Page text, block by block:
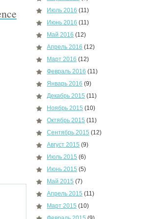
Июль 2016 (11)
Июнь 2016 (11)
Май 2016 (12)
Апрель 2016 (12)
Март 2016 (12)
Февраль 2016 (11)
Январь 2016 (9)
Декабрь 2015 (11)
Ноябрь 2015 (10)
Октябрь 2015 (11)
Сентябрь 2015 (12)
Август 2015 (9)
Июль 2015 (6)
Июнь 2015 (5)
Май 2015 (7)
Апрель 2015 (11)
Март 2015 (10)